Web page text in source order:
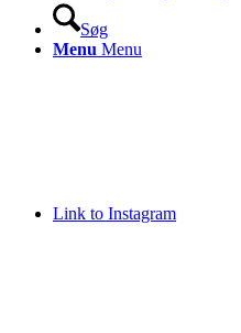
Link to Instagram
Søg
Menu Menu